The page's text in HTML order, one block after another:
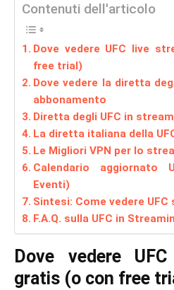
Contenuti dell'articolo
Dove vedere UFC live
free trial)
Dove vedere la diretta
abbonamento
Diretta degli UFC in
La diretta italiana della
Le Migliori VPN per lo
Calendario aggiornato
Eventi)
Sintesi: Come vedere
F.A.Q. sulla UFC in
Dove vedere
gratis (o con free